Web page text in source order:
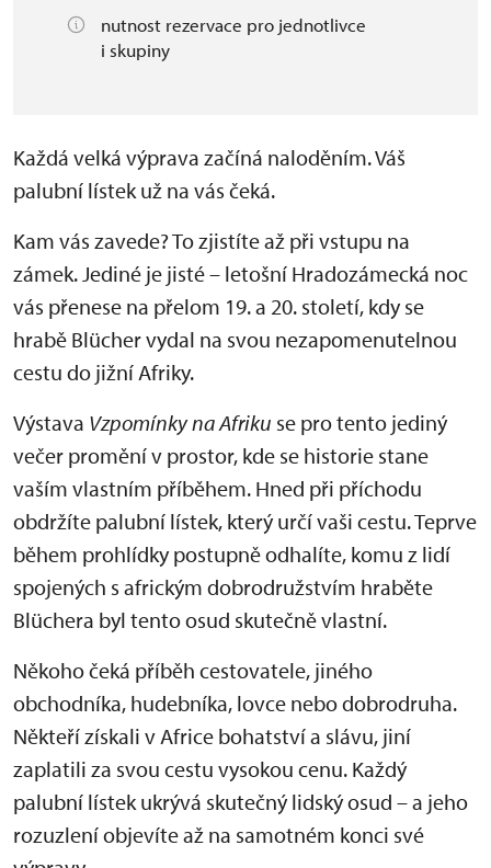
nutnost rezervace pro jednotlivce
i skupiny
Každá velká výprava začíná naloděním. Váš
palubní lístek už na vás čeká.
Kam vás zavede? To zjistíte až při vstupu na
zámek. Jediné je jisté – letošní Hradozámecká noc
vás přenese na přelom 19. a 20. století, kdy se
hrabě Blücher vydal na svou nezapomenutelnou
cestu do jižní Afriky.
Výstava Vzpomínky na Afriku se pro tento jediný
večer promění v prostor, kde se historie stane
vaším vlastním příběhem. Hned při příchodu
obdržíte palubní lístek, který určí vaši cestu. Teprve
během prohlídky postupně odhalíte, komu z lidí
spojených s africkým dobrodružstvím hraběte
Blüchera byl tento osud skutečně vlastní.
Někoho čeká příběh cestovatele, jiného
obchodníka, hudebníka, lovce nebo dobrodruha.
Někteří získali v Africe bohatství a slávu, jiní
zaplatili za svou cestu vysokou cenu. Každý
palubní lístek ukrývá skutečný lidský osud – a jeho
rozuzlení objevíte až na samotném konci své